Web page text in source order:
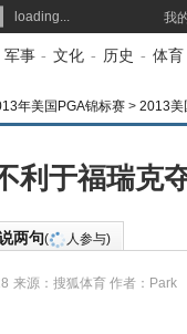
loading... 我
军事 - 文化 - 历史 - 体育
年美国PGA锦标赛 > 2013美
利于福瑞克
两句( 人参与)
来源： 搜狐体育 作者：Park